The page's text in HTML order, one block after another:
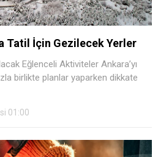
Tatil İçin Gezilecek Yerler
Eğlenceli Aktiviteler Ankara’yı
birlikte planlar yaparken dikkate
01:00